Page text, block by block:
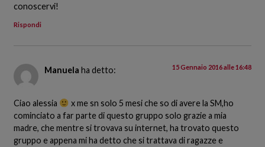
conoscervi!
Rispondi
Manuela ha detto: 15 Gennaio 2016 alle 16:48
Ciao alessia
x me sn solo 5 mesi che so di avere la SM,ho
cominciato a far parte di questo gruppo solo grazie a mia
madre, che mentre si trovava su internet, ha trovato questo
gruppo e appena mi ha detto che si trattava di ragazze e